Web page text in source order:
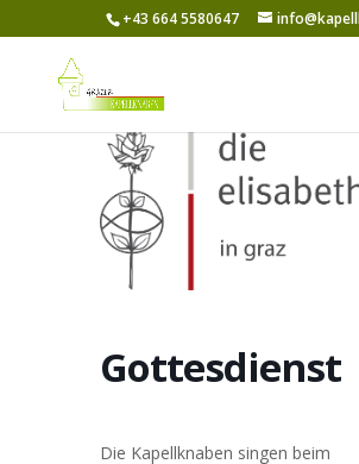
+43 664 5580647
Gottesdienst
Die Kapellknaben singen beim